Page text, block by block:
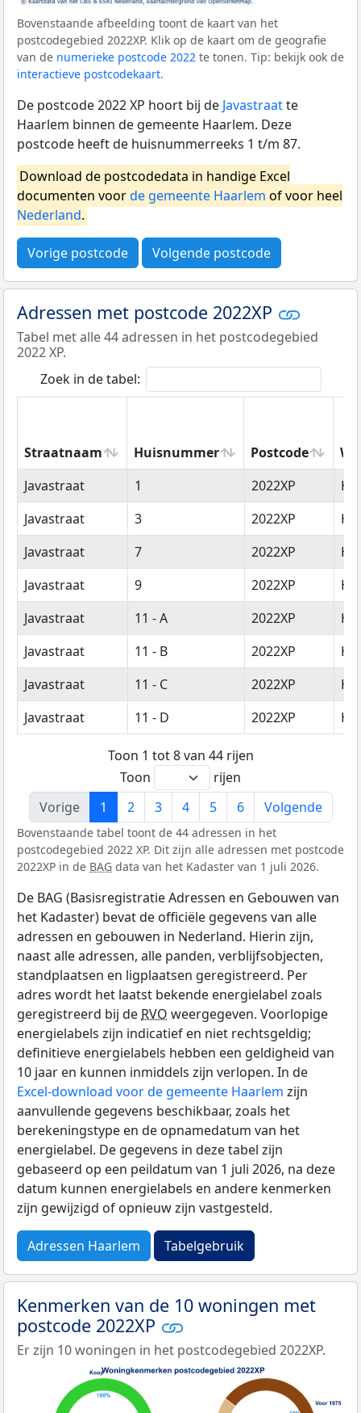
Bovenstaande afbeelding toont de kaart van het
postcodegebied 2022XP. Klik op de kaart om de geografie
van de numerieke postcode 2022 te tonen. Tip: bekijk ook de
interactieve postcodekaart.
De postcode 2022 XP hoort bij de Javastraatte
Haarlem binnen de gemeente Haarlem. Deze
postcode heeft de huisnummerreeks 1 t/m 87.
Download de postcodedata in handige Excel
documenten voorde gemeente Haarlem of voor heel
Nederland.
Vorige postcode Volgende postcode
Adressen met postcode 2022XP
Tabel met alle 44 adressen in het postcodegebied
2022 XP.
Zoek in de tabel:
Straatnaam Huisnummer Postcode
Straatnaam
Huisnummer Postcode
Javastraat 1 2022XP
Javastraat
3 2022XP
Javastraat
7 2022XP
Javastraat
9 2022XP
Javastraat
11 - A 2022XP
Javastraat
11 - B 2022XP
Javastraat
11 - C 2022XP
Javastraat
11 - D 2022XP
Toon 1 tot 8 van 44 rijen
Toon
rijen
Vorige
1 2 3 4 5 6 Volgende
Bovenstaande tabel toont de 44 adressen in het
postcodegebied 2022 XP. Dit zijn alle adressen met postcode
2022XP in de BAG data van het Kadaster van 1 juli 2026.
De BAG (Basisregistratie Adressen en Gebouwen van
het Kadaster) bevat de officiële gegevens van alle
adressen en gebouwen in Nederland. Hierin zijn,
naast alle adressen, alle panden, verblijfsobjecten,
standplaatsen en ligplaatsen geregistreerd. Per
adres wordt het laatst bekende energielabel zoals
geregistreerd bij de RVO weergegeven. Voorlopige
energielabels zijn indicatief en niet rechtsgeldig;
definitieve energielabels hebben een geldigheid van
10 jaar en kunnen inmiddels zijn verlopen. In de
Excel-download voor de gemeente Haarlem zijn
aanvullende gegevens beschikbaar, zoals het
berekeningstype en de opnamedatum van het
energielabel. De gegevens in deze tabel zijn
gebaseerd op een peildatum van 1 juli 2026, na deze
datum kunnen energielabels en andere kenmerken
zijn gewijzigd of opnieuw zijn vastgesteld.
Adressen Haarlem Tabelgebruik
Kenmerken van de 10 woningen met
postcode 2022XP
Er zijn 10 woningen in het postcodegebied 2022XP.